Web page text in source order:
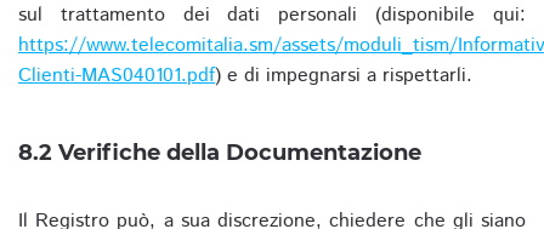
sul trattamento dei dati personali (disponibile qui:
https://www.telecomitalia.sm/assets/moduli_tism/
Clienti-MAS040101.pdf) e di impegnarsi a rispettarli.
8.2 Verifiche della Documentazione
Il Registro può, a sua discrezione, chiedere che gli siano